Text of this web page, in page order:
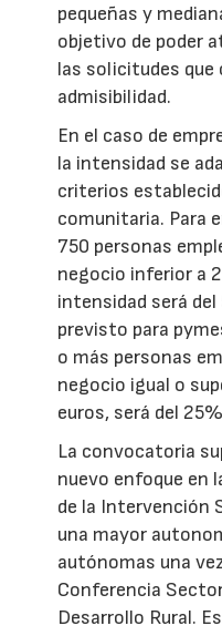
pequeñas y
objetivo de poder
las solicitudes que
admisibilidad.
En el caso de
la intensidad se
criterios
comunitaria. Para
750 personas
negocio inferior a
intensidad será
previsto para
o más personas
negocio igual o
euros, será del
La convocatoria
nuevo enfoque en
de la Intervención
una mayor
autónomas una
Conferencia
Desarrollo Rural.